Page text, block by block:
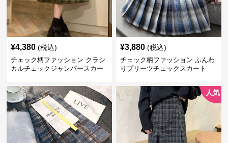
¥4,380 (税込)
チェック柄ファッション クラシ
カルチェックジャンパースカー
¥3,880 (税込)
チェック柄ファッション ふんわ
りプリーツチェックスカート
人気